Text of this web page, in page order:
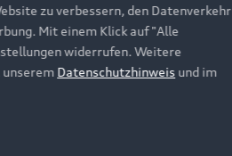
zu verbessern, den Datenverkehr
Mit einem Klick auf "Alle
widerrufen. Weitere
unserem Datenschutzhinweis und im